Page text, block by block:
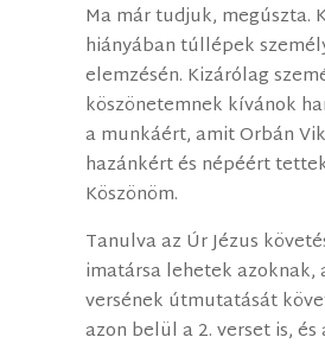
Ma már tudjuk, megúszta.
hiányában túllépek
elemzésén. Kizárólag
köszönetemnek kívánok
a munkáért, amit Orbán
hazánkért és népéért
Köszönöm.
Tanulva az Úr Jézus
imatársa lehetek azoknak,
versének útmutatását
azon belül a 2. verset is,